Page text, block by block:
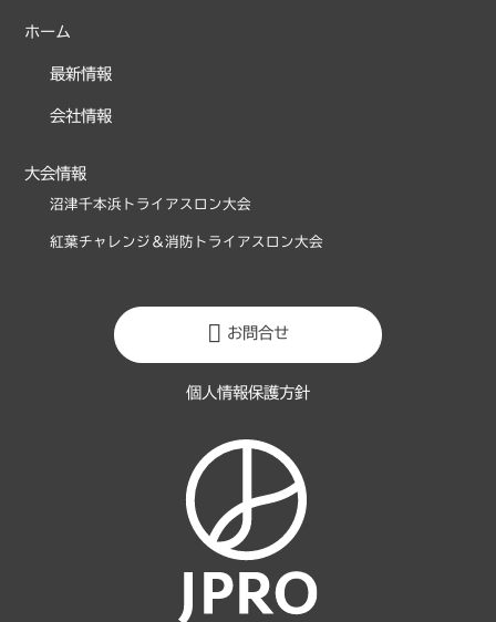
ホーム
最新情報
会社情報
大会情報
沼津千本浜トライアスロン大会
紅葉チャレンジ＆消防トライアスロン大会
お問合せ
個人情報保護方針